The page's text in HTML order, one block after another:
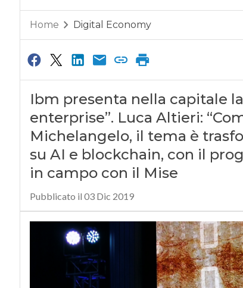
Home Digital Economy
Ibm presenta nella capitale
enterprise”. Luca Altieri:
Michelangelo, il tema è
su AI e blockchain, con il
in campo con il Mise
Pubblicato il 03 Dic 2019